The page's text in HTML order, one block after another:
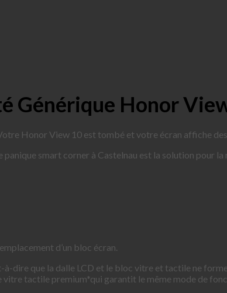
Générique Honor
Honor View 10 est tombé et votre écran affiche
smart corner à Castelnau est la solution pour
d’un bloc écran.
à-dire que la dalle LCD et le bloc vitre et tactile ne
vitre tactile premium*qui garantit le même mode de